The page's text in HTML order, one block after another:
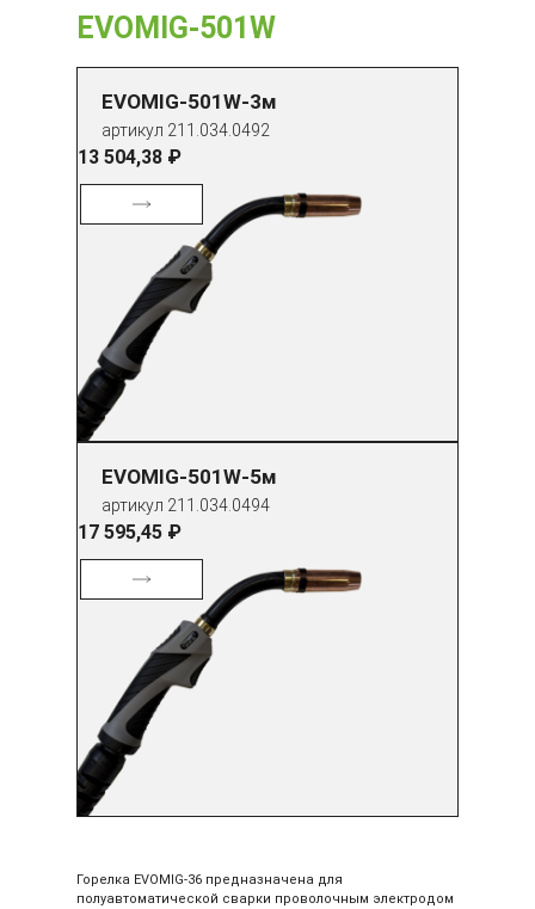
EVOMIG-501W
EVOMIG-501W-3м
артикул 211.034.0492
13 504,38 ₽
EVOMIG-501W-5м
артикул 211.034.0494
17 595,45 ₽
Горелка EVOMIG-36 предназначена для
полуавтоматической сварки проволочным электродом